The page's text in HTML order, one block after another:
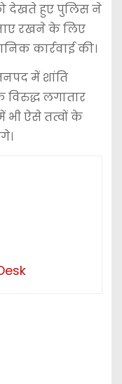
देखते हुए पुलिस ने
रखने के लिए
कार्रवाई की।
में शांति
लगातार
भी ऐसे तत्वों के